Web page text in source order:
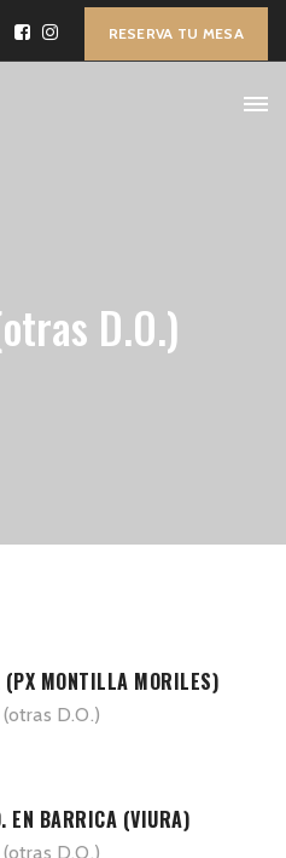
RESERVA TU MESA
D.O.)
(PX MONTILLA MORILES)
D.O.)
EN BARRICA (VIURA)
D.O.)